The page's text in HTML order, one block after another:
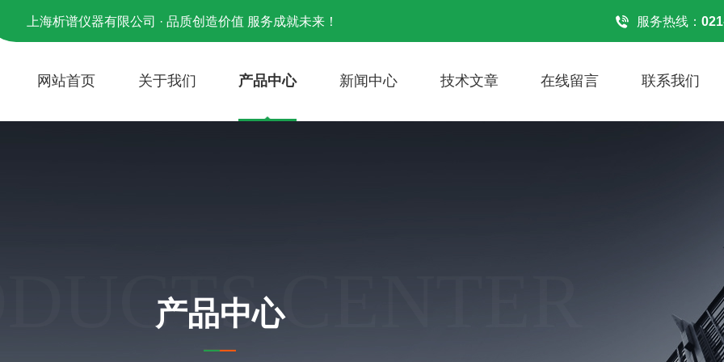
上海析谱仪器有限公司 · 品质创造价值 服务成就未来！ 服务热线：
网站首页 关于我们 产品中心 新闻中心 技术文章 在线留言 联系我们
CENTER
产品中心